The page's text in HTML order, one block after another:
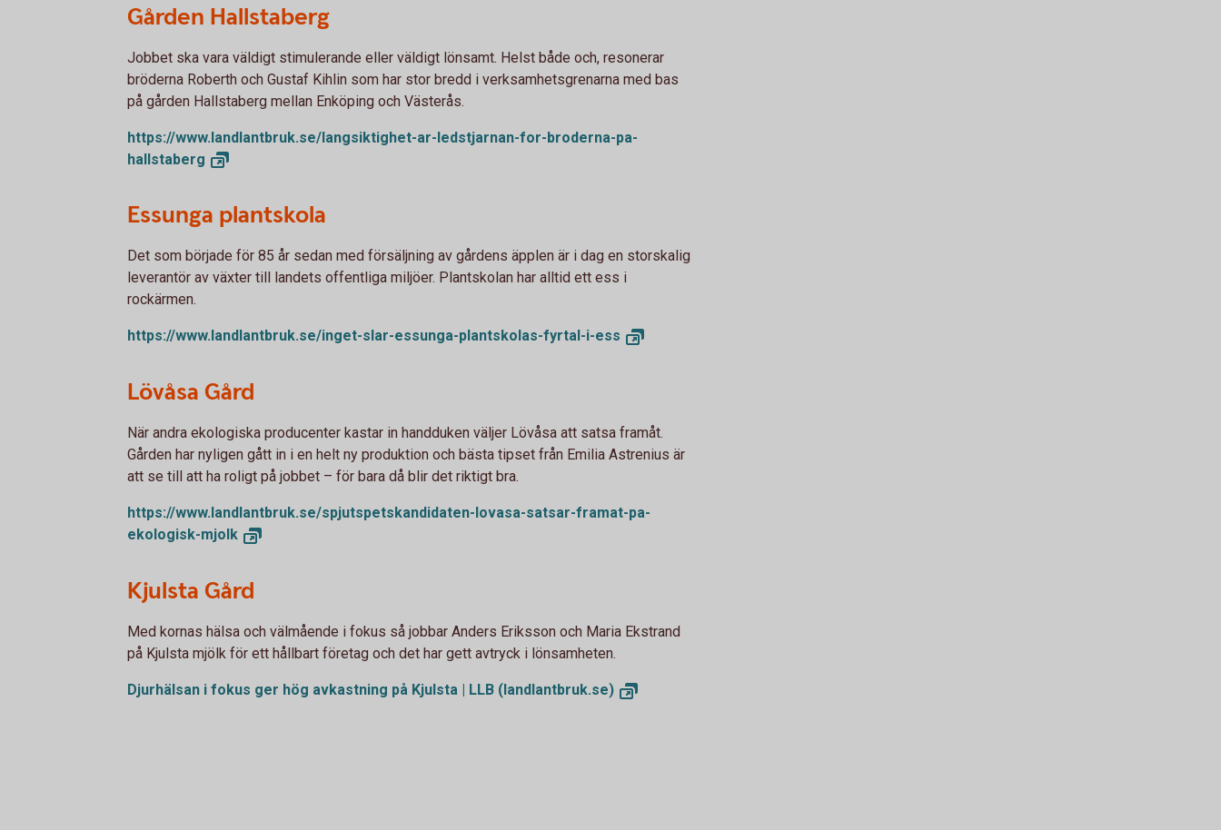
Gården Hallstaberg
Jobbet ska vara väldigt stimulerande eller väldigt lönsamt. Helst både och, resonerar
bröderna Roberth och Gustaf Kihlin som har stor bredd i verksamhetsgrenarna med bas
på gården Hallstaberg mellan Enköping och Västerås.
https://www.landlantbruk.se/langsiktighet-ar-ledstjarnan-for-broderna-pa-
hallstaberg
Essunga plantskola
Det som började för 85 år sedan med försäljning av gårdens äpplen är i dag en storskalig
leverantör av växter till landets offentliga miljöer. Plantskolan har alltid ett ess i
rockärmen.
https://www.landlantbruk.se/inget-slar-essunga-plantskolas-fyrtal-i-ess
Lövåsa Gård
När andra ekologiska producenter kastar in handduken väljer Lövåsa att satsa framåt.
Gården har nyligen gått in i en helt ny produktion och bästa tipset från Emilia Astrenius är
att se till att ha roligt på jobbet – för bara då blir det riktigt bra.
https://www.landlantbruk.se/spjutspetskandidaten-lovasa-satsar-framat-pa-
ekologisk-mjolk
Kjulsta Gård
Med kornas hälsa och välmående i fokus så jobbar Anders Eriksson och Maria Ekstrand
på Kjulsta mjölk för ett hållbart företag och det har gett avtryck i lönsamheten.
Djurhälsan i fokus ger hög avkastning på Kjulsta | LLB (landlantbruk.se)